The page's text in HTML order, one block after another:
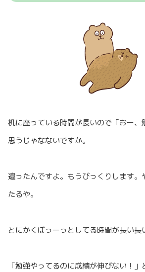
机に座っている時間が長いので「おー、
思うじゃなないですか。
違ったんですよ。もうびっくりします。
たるや。
とにかくぼっーっとしてる時間が長い長
「勉強やってるのに成績が伸びない！